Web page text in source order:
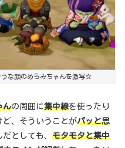
な顔のめらみちゃんを激写☆
んの周囲に集中線を使ったり
ど、そういうことがパッと思
としても、 モタモタと集中